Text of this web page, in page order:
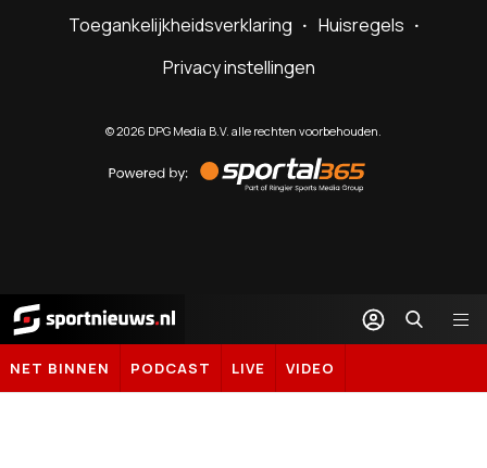
Toegankelijkheidsverklaring
Huisregels
Privacy instellingen
©2026 DPG Media B.V. alle rechten voorbehouden.
by
Sportal365
Sportnieuws.nl
NET BINNEN PODCAST LIVE VIDEO